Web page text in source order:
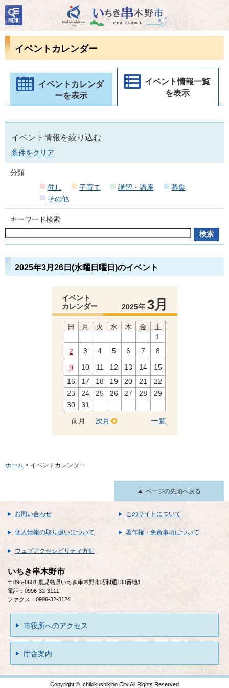
いちき串木野市
検
索・
共通
ューイベントカレンダー
イベントカレンダ
ーを表示
イベント情報一覧
を表示
イベント情報を絞り込む
条件をクリア
分類
催し
子育て 講習・講座
募集
その他
キーワード検索
2025年3月26日(水曜日曜日)のイベント
イベント
カレンダー
2025年 3月
日 月 火 水 木 金
土
1
2
3 4 5 6 7 8
9 10 11 12 13 14
15
16
17 18 19 20 21
22
23
24 25 26 27 28
29
30
31
前月
一覧
次月
ホーム > イベントカレンダー
ページの先頭へ戻る
お問い合わせ このサイトについて
個人情報の取り扱いについて 著作権・免責事項について
ウェブアクセシビリティ方針
いちき串木野市
〒896-8601 鹿児島県いちき串木野市昭和通133番地1
電話：0996-32-3111
ファクス：0996-32-3124
市役所へのアクセス
庁舎案内
Copyright © Ichikikushikino City All Rights Reserved